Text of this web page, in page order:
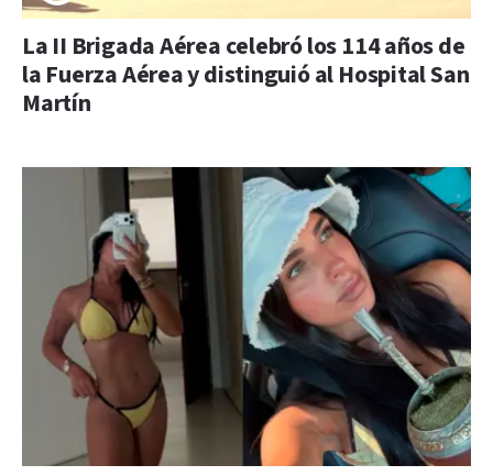
La II Brigada Aérea celebró los 114 años de
la Fuerza Aérea y distinguió al Hospital San
Martín